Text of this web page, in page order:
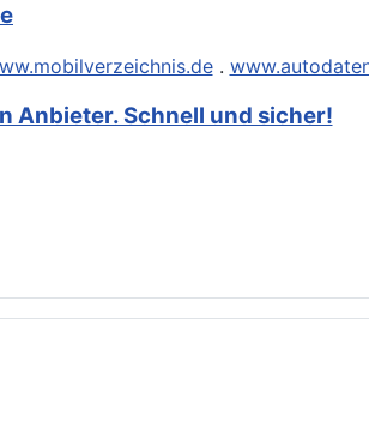
.
Anbieter. Schnell und sicher!